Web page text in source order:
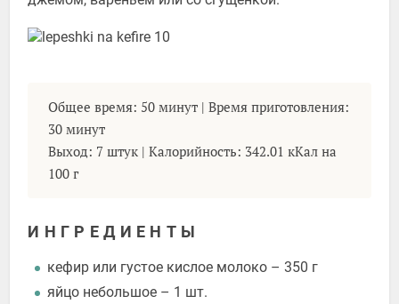
Общее время: 50 минут | Время приготовления:
30 минут
Выход: 7 штук | Калорийность: 342.01 кКал на
100 г
ИНГРЕДИЕНТЫ
кефир или густое кислое молоко – 350 г
яйцо небольшое – 1 шт.